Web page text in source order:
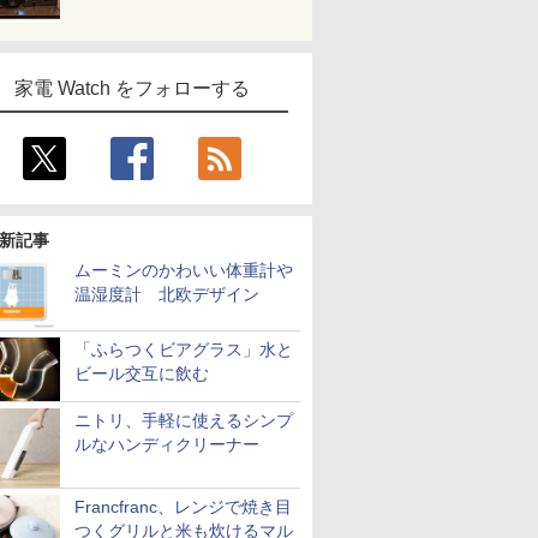
家電 Watch をフォローする
記事
ムーミンのかわいい体重計や
温湿度計 北欧デザイン
「ふらつくビアグラス」水と
ビール交互に飲む
ニトリ、手軽に使えるシンプ
ルなハンディクリーナー
Francfranc、レンジで焼き目
つくグリルと米も炊けるマル